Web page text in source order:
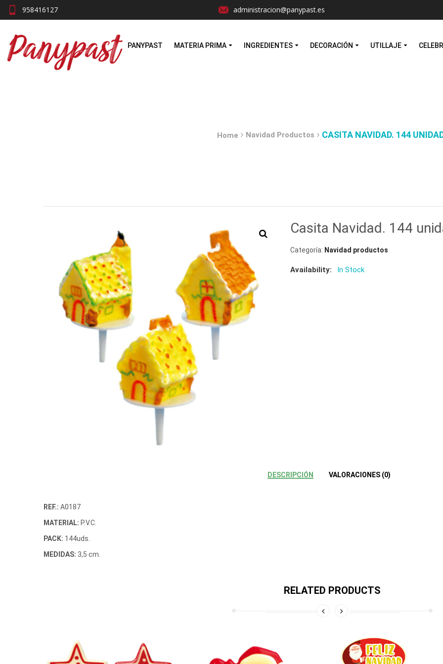
958416127 administracion@panypast.es
PANYPAST MATERIA PRIMA INGREDIENTES DECORACIÓN UTILLAJE
Home Navidad Productos CASITA NAVIDAD. 144
Casita Navidad. 144
Categoría: Navidad productos
Availability: In Stock
DESCRIPCIÓN VALORACIONES (0)
REF.: A0187
MATERIAL: P.V.C.
PACK: 144uds.
MEDIDAS: 3,5 cm.
RELATED PRODUCTS